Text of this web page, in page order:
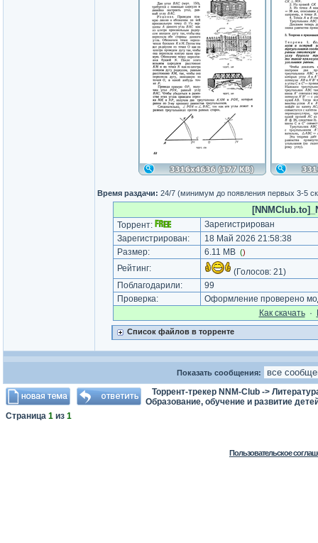
Время раздачи: 24/7 (минимум до появления первых 3-5
Торрент:
Зарегистрирован
Зарегистрирован:
18 Май 2026 21:58:38
Размер:
6.11 MB ()
Рейтинг: (Голосов: 21)
Поблагодарили:
99
Проверка:
Оформление проверено
Как cкачать·
Список файлов в торренте
Показать сообщения:
Торрент-трекер NNM-Club ->
Образование, обучение и развитие
Страница 1 из 1
Пользовательское